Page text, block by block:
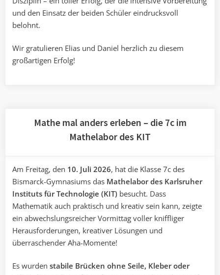
und den Einsatz der beiden Schüler eindrucksvoll
belohnt.
Wir gratulieren Elias und Daniel herzlich zu diesem
großartigen Erfolg!
Mathe mal anders erleben – die 7c im
Mathelabor des KIT
Am Freitag, den 10. Juli 2026, hat die Klasse 7c des
Bismarck-Gymnasiums das Mathelabor des Karlsruher
Instituts für Technologie (KIT) besucht. Dass
Mathematik auch praktisch und kreativ sein kann, zeigte
ein abwechslungsreicher Vormittag voller kniffliger
Herausforderungen, kreativer Lösungen und
überraschender Aha-Momente!
Es wurden stabile Brücken ohne Seile, Kleber oder